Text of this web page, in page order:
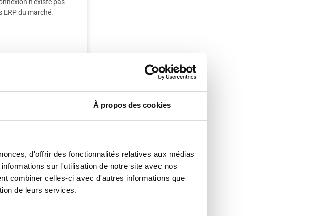
À propos des cookies
d'offrir des fonctionnalités relatives aux médias
sur l'utilisation de notre site avec nos
combiner celles-ci avec d'autres informations que
de leurs services.
du marché.
ÉLECTRONIQUE